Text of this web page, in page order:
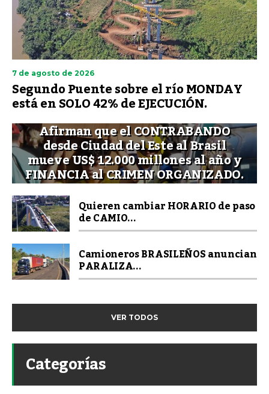
7 de agosto de 2026
Segundo Puente sobre el río MONDAY
está en SOLO 42% de EJECUCIÓN.
Afirman que el CONTRABANDO
desde Ciudad del Este al Brasil
mueve US$ 12.000 millones al año y
FINANCIA al CRIMEN ORGANIZADO.
Quieren cambiar HORARIO de paso
de CAMIO...
Camioneros BRASILEÑOS anuncian
PARALIZA...
VER TODOS
Categorías